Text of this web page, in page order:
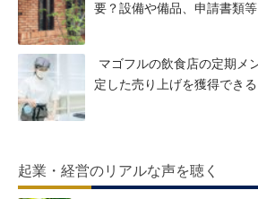
要？設備や備品、申請書類
マゴフルの飲食店の定期メ
定した売り上げを獲得できる
起業・経営のリアルな声を聴く